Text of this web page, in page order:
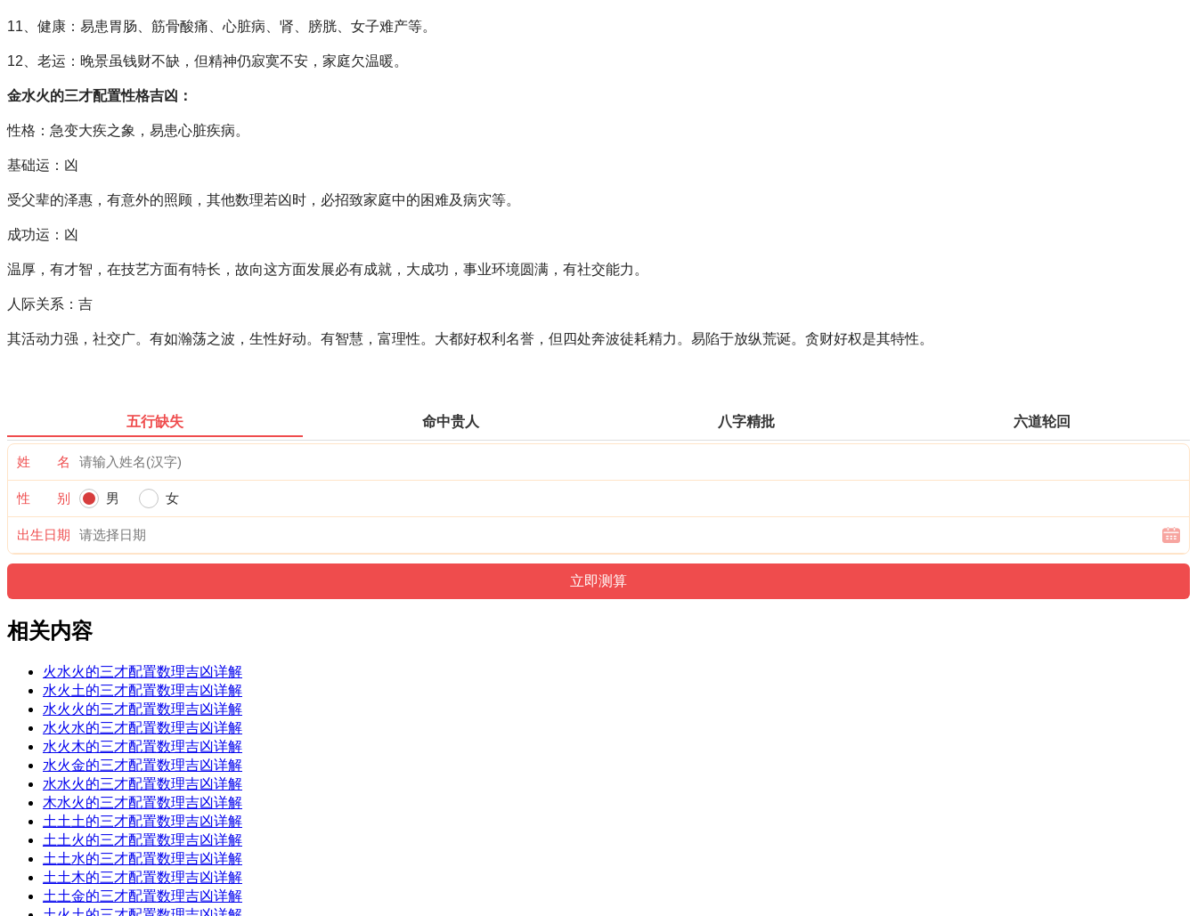
11、健康：易患胃肠、筋骨酸痛、心脏病、肾、膀胱、女子难产等。
12、老运：晚景虽钱财不缺，但精神仍寂寞不安，家庭欠温暖。
金水火的三才配置性格吉凶：
性格：急变大疾之象，易患心脏疾病。
基础运：凶
受父辈的泽惠，有意外的照顾，其他数理若凶时，必招致家庭中的困难及病灾等。
成功运：凶
温厚，有才智，在技艺方面有特长，故向这方面发展必有成就，大成功，事业环境圆满，有社交能力。
人际关系：吉
其活动力强，社交广。有如瀚荡之波，生性好动。有智慧，富理性。大都好权利名誉，但四处奔波徒耗精力。易陷于放纵荒诞。贪财好权是其特性。
五行缺失 命中贵人 八字精批 六道轮回
姓 名
性 别 男 女
出生日期
相关内容
火水火的三才配置数理吉凶详解
水火土的三才配置数理吉凶详解
水火火的三才配置数理吉凶详解
水火水的三才配置数理吉凶详解
水火木的三才配置数理吉凶详解
水火金的三才配置数理吉凶详解
水水火的三才配置数理吉凶详解
木水火的三才配置数理吉凶详解
土土土的三才配置数理吉凶详解
土土火的三才配置数理吉凶详解
土土水的三才配置数理吉凶详解
土土木的三才配置数理吉凶详解
土土金的三才配置数理吉凶详解